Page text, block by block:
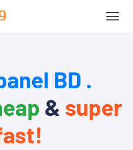
BD .
& super